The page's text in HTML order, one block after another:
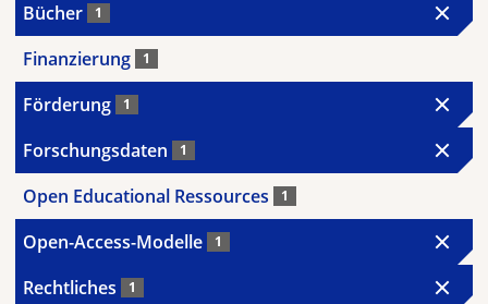
Bücher 1
Finanzierung 1
Förderung 1
Forschungsdaten 1
Open Educational Ressources 1
Open-Access-Modelle 1
Rechtliches 1